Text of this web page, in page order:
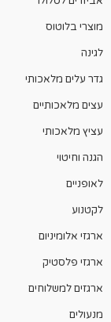
מוצרי בלוטוס
לגינה
גדר עלים מלאכותי
עצים מלאכותיים
עציץ מלאכותי
הגנה וחיטוי
לאופניים
לקטנוע
ארגזי אלומיניום
ארגזי פלסטיק
ארגזים למשלוחים
מנעולים